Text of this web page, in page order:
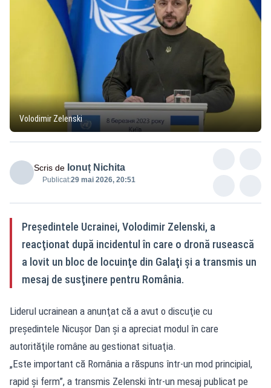
Volodimir Zelenski
Scris de Ionuț Nichita
Publicat:29 mai 2026, 20:51
Preşedintele Ucrainei, Volodimir Zelenski, a
reacţionat după incidentul în care o dronă rusească
a lovit un bloc de locuinţe din Galaţi şi a transmis un
mesaj de susţinere pentru România.
Liderul ucrainean a anunţat că a avut o discuţie cu
preşedintele Nicuşor Dan şi a apreciat modul în care
autorităţile române au gestionat situaţia.
„Este important că România a răspuns într-un mod principial,
rapid şi ferm”, a transmis Zelenski într-un mesaj publicat pe